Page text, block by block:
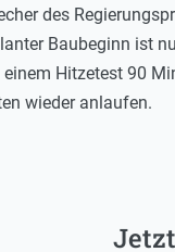
des
Baubeginn ist
Hitzetest 90
wieder anlaufen.